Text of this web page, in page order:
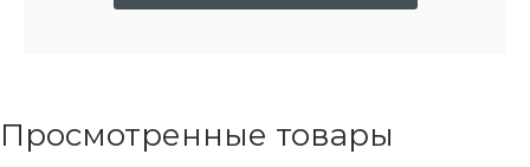
Просмотренные товары